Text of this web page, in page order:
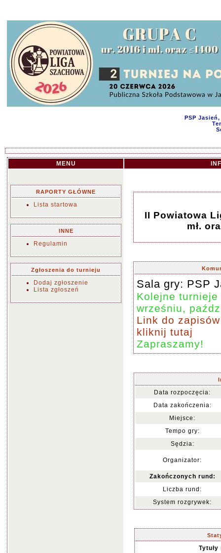
PSP
MENU
RAPORTY GŁÓWNE
Lista startowa
INNE
Regulamin
Zgłoszenia do turnieju
Dodaj zgłoszenie
Lista zgłoszeń
II Powiatowa
mł.
Sala gry: PSP
Kolejne
wrześniu,
Link do
kliknij tutaj
Zapraszamy!
Data rozpoczęcia:
Data zakończenia:
Miejsce:
Tempo gry:
Sędzia:
Organizator:
Zakończonych rund:
Liczba rund:
System rozgrywek: